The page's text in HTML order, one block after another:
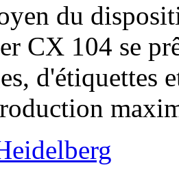
du
CX 104 se
d'étiquettes